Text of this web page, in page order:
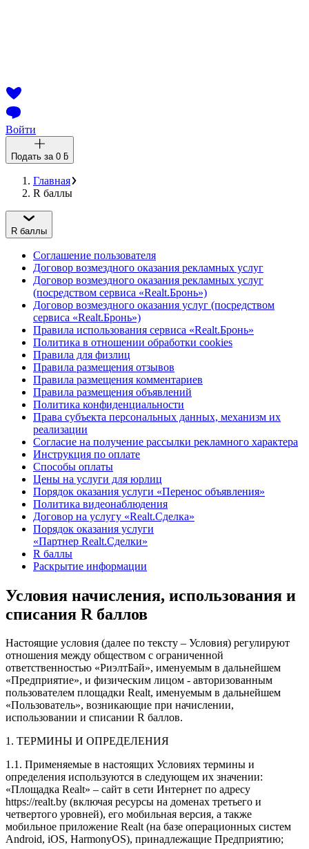
Войти
Подать за 0 ƃ
Главная
R баллы
R баллы
Соглашение пользователя
Договор возмездного оказания рекламных услуг
Договор возмездного оказания рекламных услуг
(посредством сервиса «Realt.Бронь»)
Договор возмездного оказания услуг (посредством
сервиса «Realt.Бронь»)
Правила использования сервиса «Realt.Бронь»
Политика в отношении обработки cookies
Правила для физлиц
Правила размещения отзывов
Правила размещения комментариев
Правила размещения объявлений
Политика конфиденциальности
Права субъекта персональных данных, механизм их
реализации
Согласие на получение рассылки рекламного характера
Инструкция по оплате
Способы оплаты
Цены на услуги для юрлиц
Порядок оказания услуги «Перенос объявления»
Политика видеонаблюдения
Договор на услугу «Realt.Сделка»
Порядок оказания услуги
«Партнер Realt.Сделки»
R баллы
Раскрытие информации
Условия начисления, использования и
списания R баллов
Настоящие условия (далее по тексту – Условия) регулируют
отношения между обществом с ограниченной
ответственностью «РиэлтБай», именуемым в дальнейшем
«Предприятие», и физическим лицом - авторизованным
пользователем площадки Realt, именуемым в дальнейшем
«Пользователь», возникающие при начислении,
использовании и списании R баллов.
1. ТЕРМИНЫ И ОПРЕДЕЛЕНИЯ
1.1. Применяемые в настоящих Условиях термины и
определения используются в следующем их значении:
«Площадка Realt» – сайт в сети Интернет по адресу
https://realt.by (включая ресурсы на доменах третьего и
четвертого уровней), его мобильная версия, а также
мобильное приложение Realt (на базе операционных систем
Android, iOS, HarmonyOS), принадлежащие Предприятию;